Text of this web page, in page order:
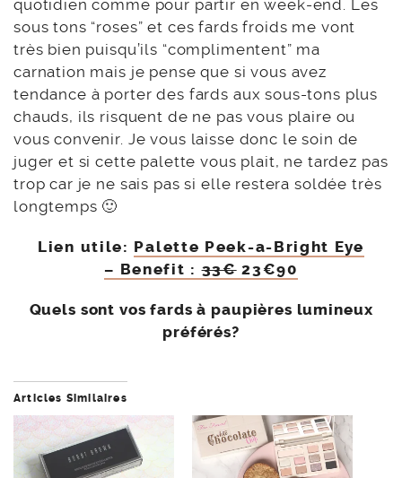
quotidien comme pour partir en week-end. Les
sous tons “roses” et ces fards froids me vont
très bien puisqu’ils “complimentent” ma
carnation mais je pense que si vous avez
tendance à porter des fards aux sous-tons plus
chauds, ils risquent de ne pas vous plaire ou
vous convenir. Je vous laisse donc le soin de
juger et si cette palette vous plait, ne tardez pas
trop car je ne sais pas si elle restera soldée très
longtemps 🙂
Lien utile: Palette Peek-a-Bright Eye
– Benefit :33€23€90
Quels sont vos fards à paupières lumineux
préférés?
Articles Similaires